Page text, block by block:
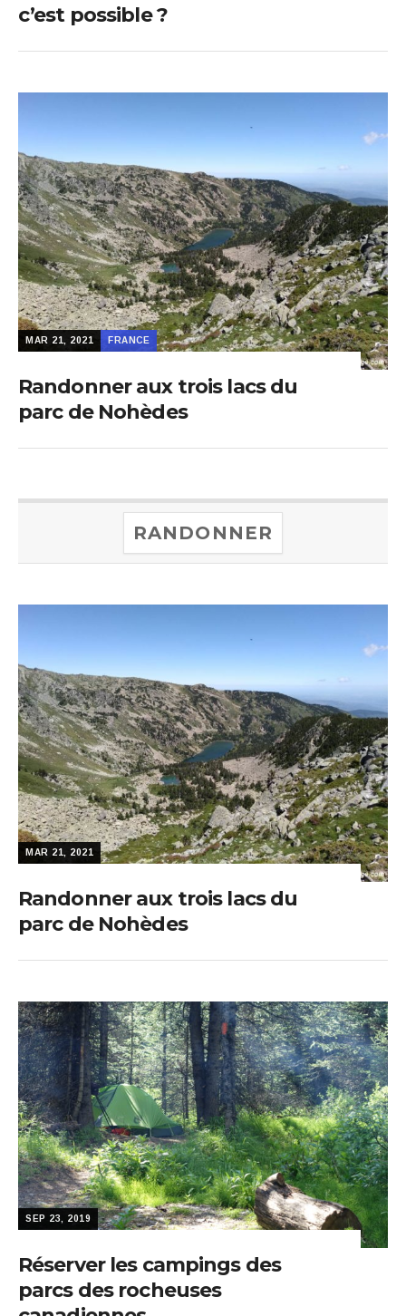
c’est possible ?
MAR 21, 2021 FRANCE
Randonner aux trois lacs du
parc de Nohèdes
RANDONNER
MAR 21, 2021
Randonner aux trois lacs du
parc de Nohèdes
SEP 23, 2019
Réserver les campings des
parcs des rocheuses